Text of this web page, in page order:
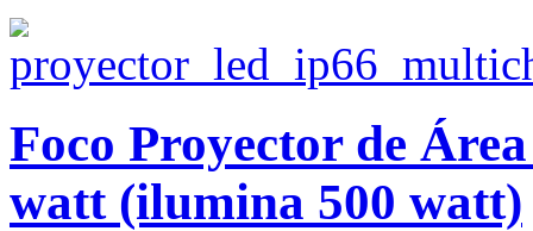
Foco Proyector de
watt (ilumina 500 watt)